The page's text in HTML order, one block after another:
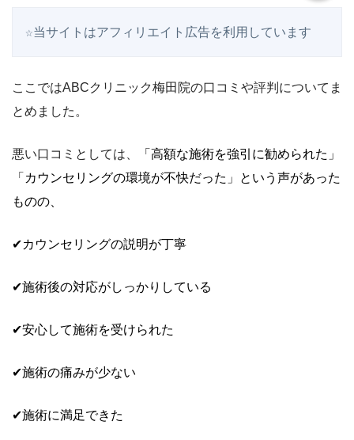
☆当サイトはアフィリエイト広告を利用しています
ここではABCクリニック梅田院の口コミや評判についてま
とめました。
悪い口コミとしては、
「高額な施術を強引に勧められた」
「カウンセリングの環境が不快だった」という声があった
ものの、
✔カウンセリングの説明が丁寧
✔施術後の対応がしっかりしている
✔安心して施術を受けられた
✔施術の痛みが少ない
✔施術に満足できた